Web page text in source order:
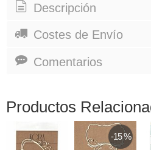
Descripción
Costes de Envío
Comentarios
Productos
-15 %